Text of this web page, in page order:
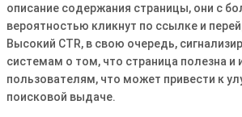
описание содержания страницы, они с
вероятностью кликнут по ссылке и
Высокий CTR, в свою очередь,
системам о том, что страница полезна и
пользователям, что может привести к
поисковой выдаче․